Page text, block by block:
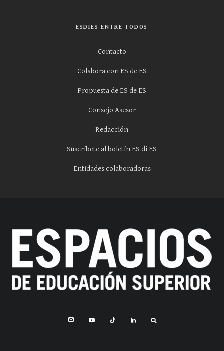
ESDIES ENTRE TODOS
Contacto
Colabora con ES de ES
Propuesta de ES de ES
Consejo Asesor
Redacción
Suscríbete al boletín ES di ES
Entidades colaboradoras